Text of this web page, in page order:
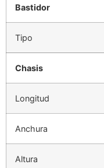
Bastidor
Tipo
Chasis
Longitud
Anchura
Altura